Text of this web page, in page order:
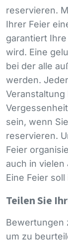
reservieren.
Ihrer Feier
garantiert
wird. Eine
bei der alle
werden.
sein, wenn
reservieren.
Feier
auch in
Eine Feier
Teilen Sie
Bewertungen
um zu